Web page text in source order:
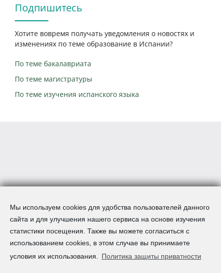
Мы используем cookies для удобства пользователей данного
сайта и для улучшения нашего сервиса на основе изучения
статистики посещения. Также вы можете согласиться с
использованием cookies, в этом случае вы принимаете
условия их использования.
Политика защиты приватности
Подпишитесь
Хотите вовремя получать уведомления о новостях и
изменениях по теме образование в Испании?
По теме бакалавриата
По теме магистратуры
По теме изучения испанского языка